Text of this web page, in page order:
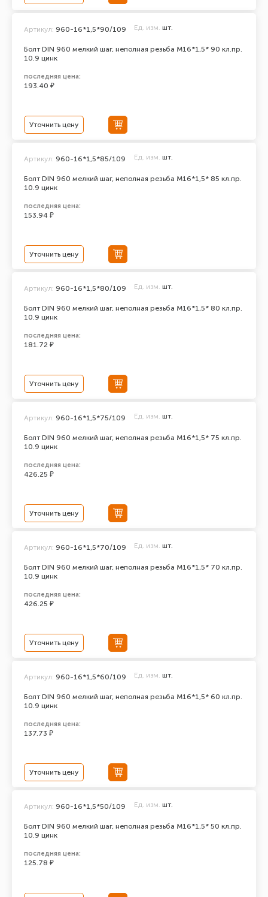
Болт DIN 960 мелкий шаг, неполная резьба M16*1,5* 90 кл.пр.
10.9 цинк
Артикул: 960-16*1,5*90/109 Ед. изм. шт.
последняя цена:
193.40 ₽
Уточнить цену
Болт DIN 960 мелкий шаг, неполная резьба M16*1,5* 85 кл.пр.
10.9 цинк
Артикул: 960-16*1,5*85/109 Ед. изм. шт.
последняя цена:
153.94 ₽
Уточнить цену
Болт DIN 960 мелкий шаг, неполная резьба M16*1,5* 80 кл.пр.
10.9 цинк
Артикул: 960-16*1,5*80/109 Ед. изм. шт.
последняя цена:
181.72 ₽
Уточнить цену
Болт DIN 960 мелкий шаг, неполная резьба M16*1,5* 75 кл.пр.
10.9 цинк
Артикул: 960-16*1,5*75/109 Ед. изм. шт.
последняя цена:
426.25 ₽
Уточнить цену
Болт DIN 960 мелкий шаг, неполная резьба M16*1,5* 70 кл.пр.
10.9 цинк
Артикул: 960-16*1,5*70/109 Ед. изм. шт.
последняя цена:
426.25 ₽
Уточнить цену
Болт DIN 960 мелкий шаг, неполная резьба M16*1,5* 60 кл.пр.
10.9 цинк
Артикул: 960-16*1,5*60/109 Ед. изм. шт.
последняя цена:
137.73 ₽
Уточнить цену
Болт DIN 960 мелкий шаг, неполная резьба M16*1,5* 50 кл.пр.
10.9 цинк
Артикул: 960-16*1,5*50/109 Ед. изм. шт.
последняя цена:
125.78 ₽